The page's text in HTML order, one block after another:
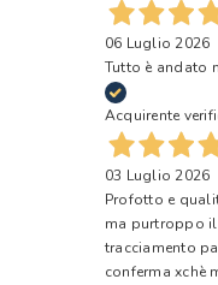
06 Luglio 2026
Tutto è andato
Acquirente
03 Luglio 2026
Profotto e
ma purtroppo il
tracciamento
conferma xchè